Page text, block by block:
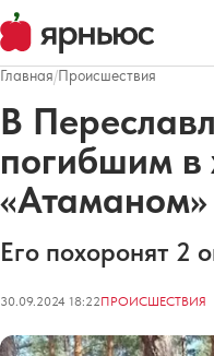
Главная/Происшествия
В
погибшим
«Атаманом»
Его похоронят 2
30.09.2024 18:22ПРОИСШЕСТВИЯ